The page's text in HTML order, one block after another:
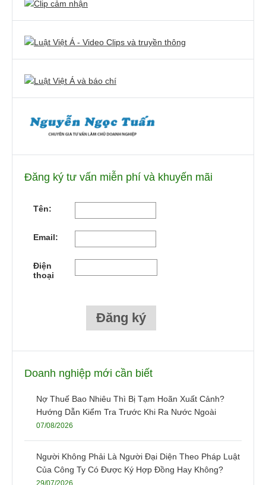
Đăng ký tư vấn miễn phí và khuyến mãi
Tên:
Email:
Điện
thoại
Doanh nghiệp mới cần biết
Nợ Thuế Bao Nhiêu Thì Bị Tạm Hoãn Xuất Cảnh?
Hướng Dẫn Kiểm Tra Trước Khi Ra Nước Ngoài
07/08/2026
Người Không Phải Là Người Đại Diện Theo Pháp Luật
Của Công Ty Có Được Ký Hợp Đồng Hay Không?
29/07/2026